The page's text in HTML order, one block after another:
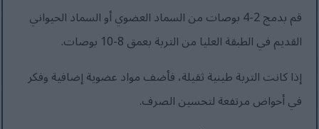
قم بدمج 2-4 بوصات من السماد العضوي أو السماد الحيواني
القديم في الطبقة العليا من التربة بعمق 8-10 بوصات.
إذا كانت التربة طينية ثقيلة، فأضف مواد عضوية إضافية وفكر
في أحواض مرتفعة لتحسين الصرف.